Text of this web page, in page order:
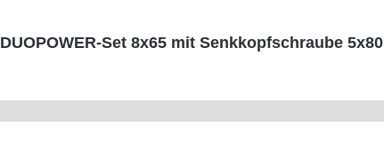
DUOPOWER-Set 8x65 mit Senkkopfschraube 5x80